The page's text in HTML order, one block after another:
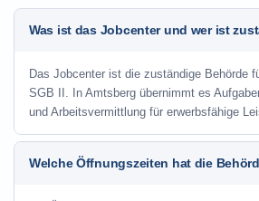
Was ist das Jobcenter und wer ist
Das Jobcenter ist die zuständige Behörde
SGB II. In Amtsberg übernimmt es
und Arbeitsvermittlung für erwerbsfähige
Welche Öffnungszeiten hat die